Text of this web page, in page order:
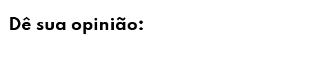
Dê sua opinião: